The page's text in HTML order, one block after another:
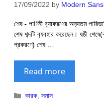
17/09/2022 by Modern
শেষ:- পাণিনী ব‍্যাকরণের অন‍্যতম
শেষ শব্দটি ব‍্যবহার করেছেন। ষষ্ঠী
প্রকরণে) শেষ …
Read more
Categories
কারক ,সমাস